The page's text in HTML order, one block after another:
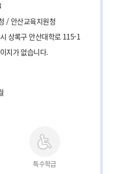
/ 안산교육지원청
상록구 안산대학로 115-1
지가 없습니다.
특수학급